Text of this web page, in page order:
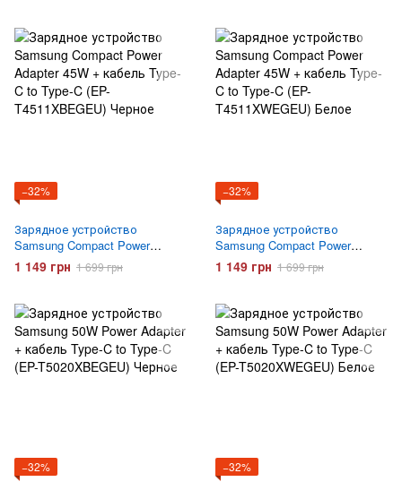
−32%
Зарядное устройство
Samsung Compact Power
Adapter 45W + кабель Type-C
to Type-C (EP-T4511XBEGEU)
1 149 грн 1 699 грн
−32%
Зарядное устройство
Samsung Compact Power
Adapter 45W + кабель Type-C
to Type-C (EP-T4511XWEGEU)
1 149 грн 1 699 грн
−32% −32%